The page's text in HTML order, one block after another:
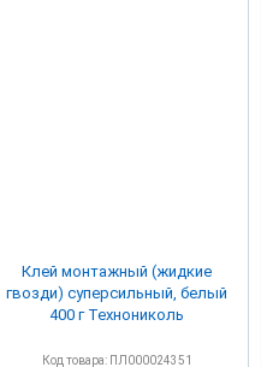
Клей монтажный (жидкие
гвозди) суперсильный, белый
400 г Технониколь
Код товара: ПЛ000024351